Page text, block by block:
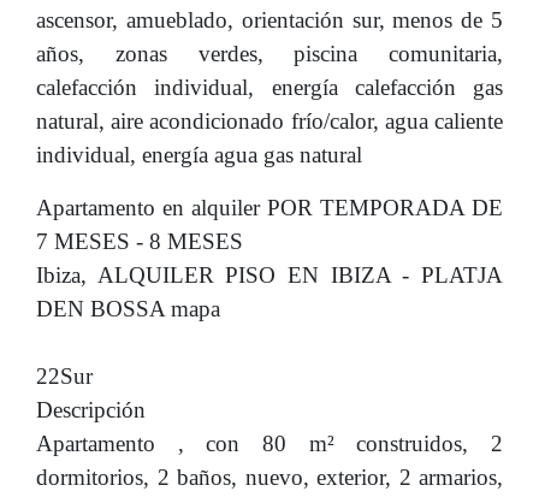
ascensor, amueblado, orientación sur, menos de 5
años, zonas verdes, piscina comunitaria,
calefacción individual, energía calefacción gas
natural, aire acondicionado frío/calor, agua caliente
individual, energía agua gas natural
Apartamento en alquiler POR TEMPORADA DE
7 MESES - 8 MESES
Ibiza, ALQUILER PISO EN IBIZA - PLATJA
DEN BOSSA mapa
22Sur
Descripción
Apartamento , con 80 m² construidos, 2
dormitorios, 2 baños, nuevo, exterior, 2 armarios,